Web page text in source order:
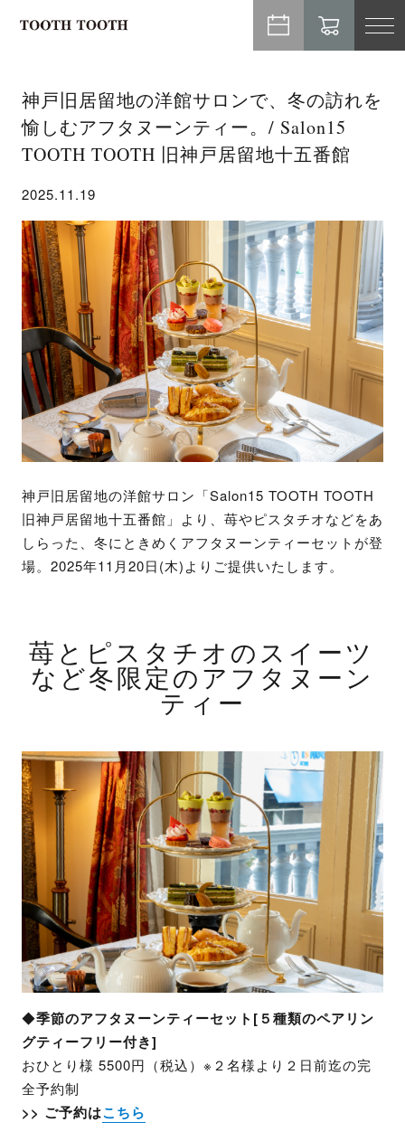
神戸旧居留地の洋館サロンで、冬の訪れを
愉しむアフタヌーンティー。/ Salon15
TOOTH TOOTH 旧神戸居留地十五番館
2025.11.19
神戸旧居留地の洋館サロン「Salon15 TOOTH TOOTH
旧神戸居留地十五番館」より、苺やピスタチオなどをあ
しらった、冬にときめくアフタヌーンティーセットが登
場。2025年11月20日(木)よりご提供いたします。
苺とピスタチオのスイーツ
など冬限定のアフタヌーン
ティー
◆季節のアフタヌーンティーセット[５種類のペアリン
グティーフリー付き]
おひとり様 5500円（税込）※２名様より２日前迄の完
全予約制
>> ご予約はこちら